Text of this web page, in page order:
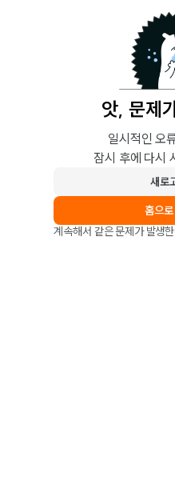
앗, 문제
일시적인 오
잠시 후에 다시
새로
홈으
계속해서 같은 문제가 발생